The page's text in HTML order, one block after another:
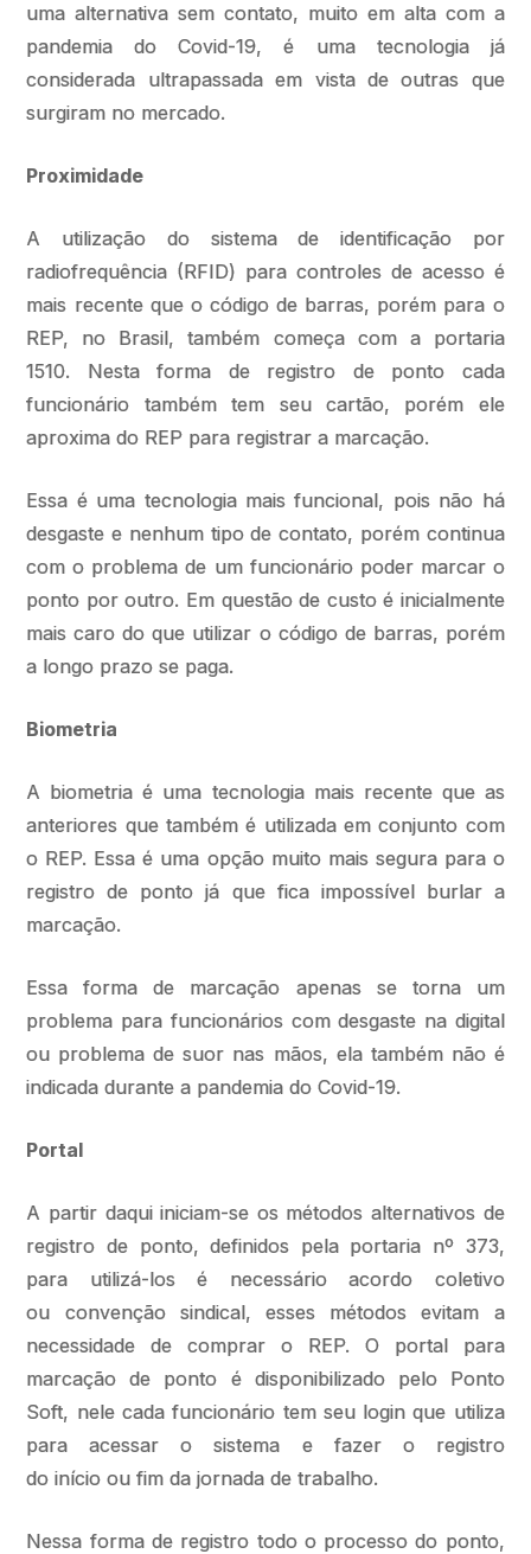
uma alternativa sem contato, muito em alta com a
pandemia do Covid-19, é uma tecnologia já
considerada ultrapassada em vista de outras que
surgiram no mercado.
Proximidade
A utilização do sistema de identificação por
radiofrequência (RFID) para controles de acesso é
mais recente que o código de barras, porém para o
REP, no Brasil, também começa com a portaria
1510. Nesta forma de registro de ponto cada
funcionário também tem seu cartão, porém ele
aproxima do REP para registrar a marcação.
Essa é uma tecnologia mais funcional, pois não há
desgaste e nenhum tipo de contato, porém continua
com o problema de um funcionário poder marcar o
ponto por outro. Em questão de custo é inicialmente
mais caro do que utilizar o código de barras, porém
a longo prazo se paga.
Biometria
A biometria é uma tecnologia mais recente que as
anteriores que também é utilizada em conjunto com
o REP. Essa é uma opção muito mais segura para o
registro de ponto já que fica impossível burlar a
marcação.
Essa forma de marcação apenas se torna um
problema para funcionários com desgaste na digital
ou problema de suor nas mãos, ela também não é
indicada durante a pandemia do Covid-19.
Portal
A partir daqui iniciam-se os métodos alternativos de
registro de ponto, definidos pela portaria nº 373,
para utilizá-los é necessário acordo coletivo
ou convenção sindical, esses métodos evitam a
necessidade de comprar o REP. O portal para
marcação de ponto é disponibilizado pelo Ponto
Soft, nele cada funcionário tem seu login que utiliza
para acessar o sistema e fazer o registro
do início ou fim da jornada de trabalho.
Nessa forma de registro todo o processo do ponto,